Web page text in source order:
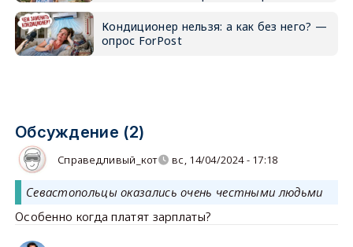
Кондиционер нельзя: а как без него? —
опрос ForPost
Обсуждение (2)
Справедливый_кот вс, 14/04/2024 - 17:18
Севастопольцы оказались очень честными людьми
Особенно когда платят зарплаты?